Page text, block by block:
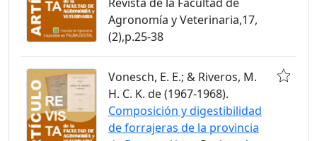
Agronomía y Veterinaria,17,
(2),p.25-38
Vonesch, E. E.; & Riveros, M.
H. C. K. de (1967-1968).
Composición y digestibilidad
de forrajeras de la provincia